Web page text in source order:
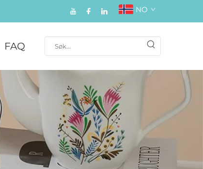
NO
FAQ